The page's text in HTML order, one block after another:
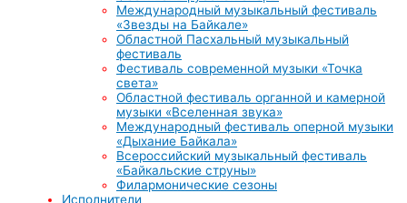
Международный музыкальный фестиваль
«Звезды на Байкале»
Областной Пасхальный музыкальный
фестиваль
Фестиваль современной музыки «Точка
света»
Областной фестиваль органной и камерной
музыки «Вселенная звука»
Международный фестиваль оперной музыки
«Дыхание Байкала»
Всероссийский музыкальный фестиваль
«Байкальские струны»
Филармонические сезоны
Исполнители